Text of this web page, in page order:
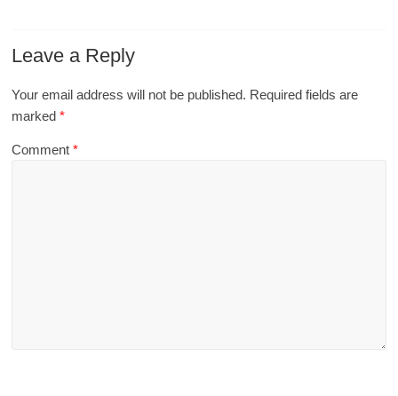
Leave a Reply
Your email address will not be published. Required fields are
marked*
Comment*